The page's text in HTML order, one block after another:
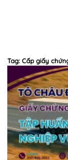
Tag: Cấp giấy